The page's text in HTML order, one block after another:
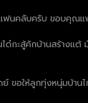
ฟนคลับครับ ขอบคุ
กะสู้คักบ้านสร้าง
ขอให้ลูกทุ่งหนุ่มบ้าน